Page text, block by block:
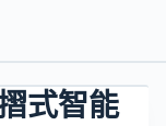
式智能